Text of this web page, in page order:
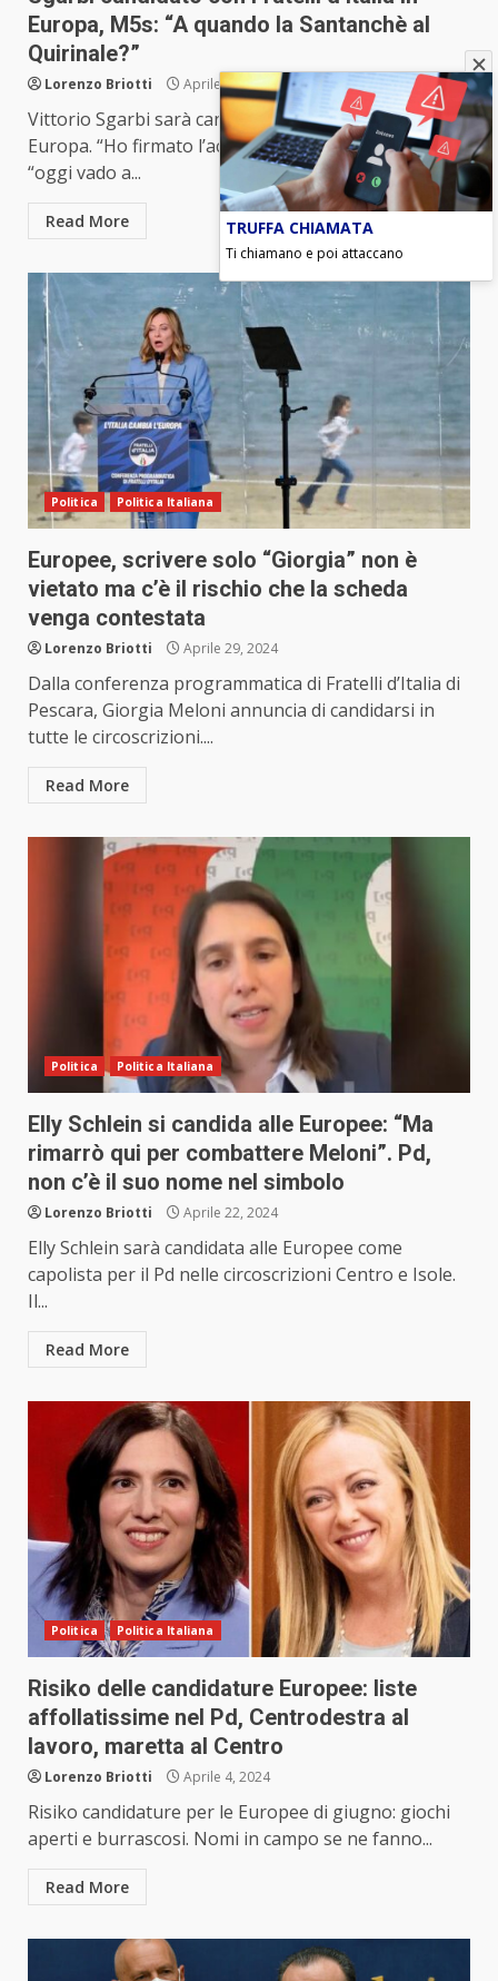
Europa, M5s: “A quando la Santanchè al
Quirinale?”
Lorenzo Briotti Aprile 30, 2024
Vittorio Sgarbi sarà candidato con Fratelli d’Italia in
Europa. “Ho firmato l’accettazione” della candidatura,
“oggi vado a...
Read More
Politica Politica Italiana
Europee, scrivere solo “Giorgia” non è
vietato ma c’è il rischio che la scheda
venga contestata
Lorenzo Briotti Aprile 29, 2024
Dalla conferenza programmatica di Fratelli d’Italia di
Pescara, Giorgia Meloni annuncia di candidarsi in
tutte le circoscrizioni....
Read More
Politica Politica Italiana
Elly Schlein si candida alle Europee: “Ma
rimarrò qui per combattere Meloni”. Pd,
non c’è il suo nome nel simbolo
Lorenzo Briotti Aprile 22, 2024
Elly Schlein sarà candidata alle Europee come
capolista per il Pd nelle circoscrizioni Centro e Isole.
Il...
Read More
Politica Politica Italiana
Risiko delle candidature Europee: liste
affollatissime nel Pd, Centrodestra al
lavoro, maretta al Centro
Lorenzo Briotti Aprile 4, 2024
Risiko candidature per le Europee di giugno: giochi
aperti e burrascosi. Nomi in campo se ne fanno...
Read More
TRUFFA CHIAMATA
Ti chiamano e poi attaccano